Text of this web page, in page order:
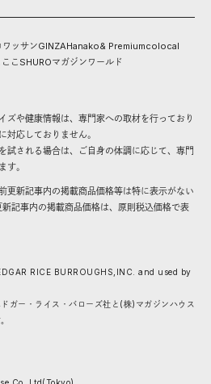
ワッサンGINZAHanako& Premiumcolocal
ここ SHUROマガジンワールド
ズや健康情報は、専門家への取材を行っており
対応しておりません。
試される場合は、ご自身の体調に応じて、専門
す。
更新記事内の掲載商品価格等は特に表示がない
記事内の掲載商品価格は、原則税込価格で表
RICE BURROUGHS,INC. and used by
ガー・ライス・バローズ社と(株)マガジンハウス